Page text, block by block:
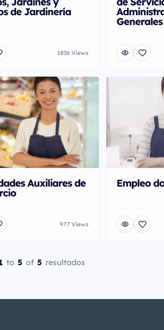
de Jardinería
1836 Views
Generales
Auxiliares de
977 Views
Empleo
to 5 of 5 resultados